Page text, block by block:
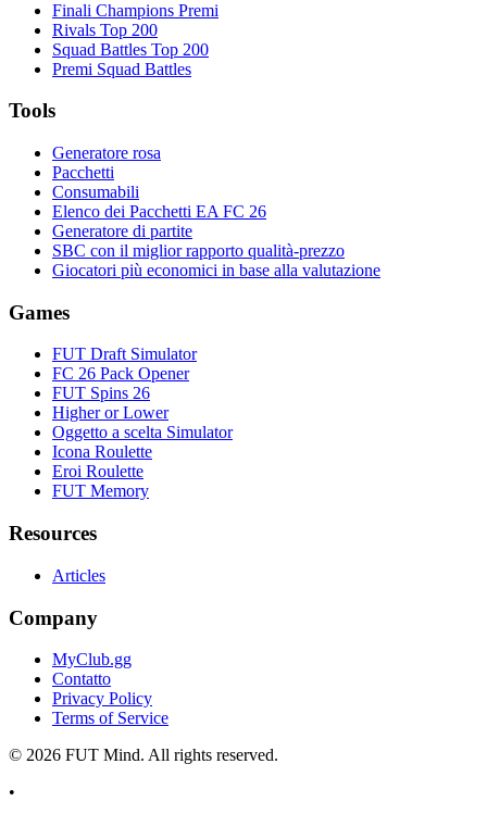
Finali Champions Premi
Rivals Top 200
Squad Battles Top 200
Premi Squad Battles
Tools
Generatore rosa
Pacchetti
Consumabili
Elenco dei Pacchetti EA FC 26
Generatore di partite
SBC con il miglior rapporto qualità-prezzo
Giocatori più economici in base alla valutazione
Games
FUT Draft Simulator
FC 26 Pack Opener
FUT Spins 26
Higher or Lower
Oggetto a scelta Simulator
Icona Roulette
Eroi Roulette
FUT Memory
Resources
Articles
Company
MyClub.gg
Contatto
Privacy Policy
Terms of Service
© 2026 FUT Mind. All rights reserved.
•